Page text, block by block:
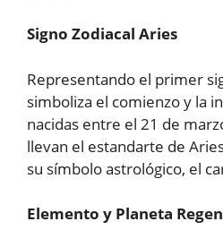
Signo Zodiacal Aries
Representando el primer
simboliza el comienzo y la
nacidas entre el 21 de
llevan el estandarte de
su símbolo astrológico, el
Elemento y Planeta